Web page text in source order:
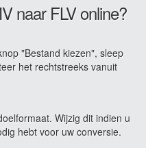
naar FLV online?
"Bestand kiezen", sleep
het rechtstreeks vanuit
Wijzig dit indien u
hebt voor uw conversie.